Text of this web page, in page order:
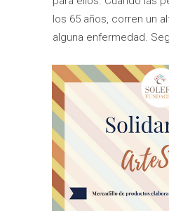
los 65 años, corren un
alguna enfermedad.